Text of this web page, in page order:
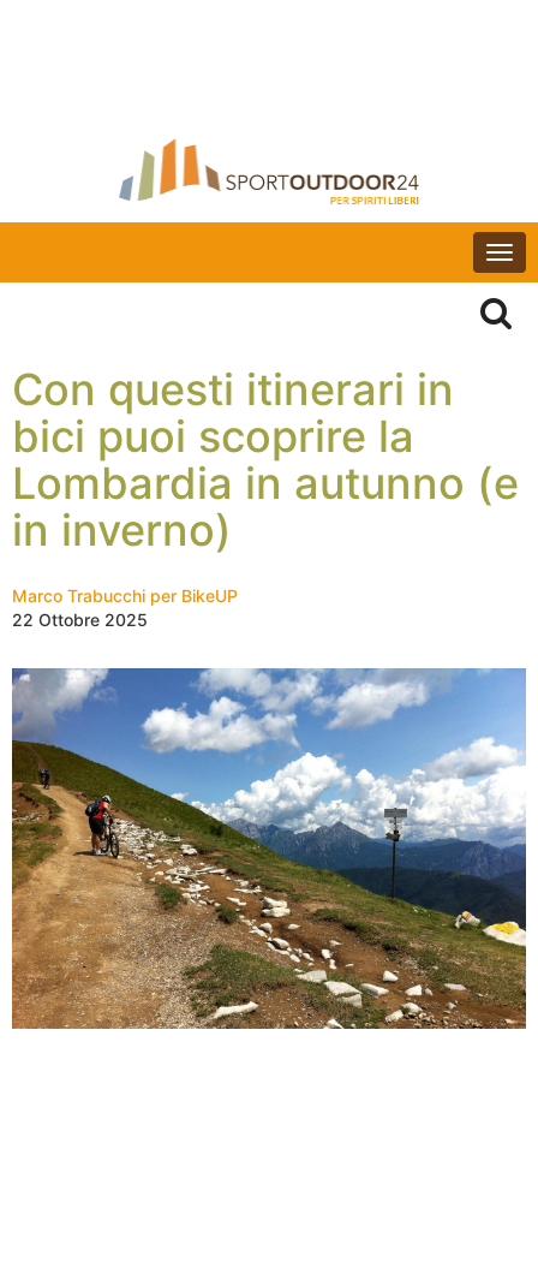
Con questi itinerari in
bici puoi scoprire la
Lombardia in autunno (e
in inverno)
Marco Trabucchi per BikeUP
22 Ottobre 2025